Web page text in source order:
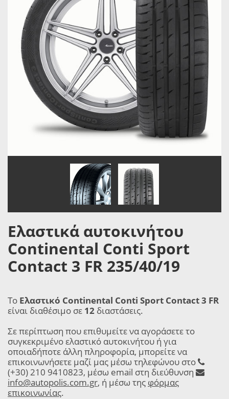
Ελαστικά αυτοκινήτου
Continental Conti Sport
Contact 3 FR 235/40/19
Το Ελαστικό Continental Conti Sport Contact 3 FR
είναι διαθέσιμο σε 12 διαστάσεις.
Σε περίπτωση που επιθυμείτε να αγοράσετε το
συγκεκριμένο ελαστικό αυτοκινήτου ή για
οποιαδήποτε άλλη πληροφορία, μπορείτε να
επικοινωνήσετε μαζί μας μέσω τηλεφώνου στο
(+30) 210 9410823, μέσω email στη διεύθυνση
info@autopolis.com.gr, ή μέσω της φόρμας
επικοινωνίας.